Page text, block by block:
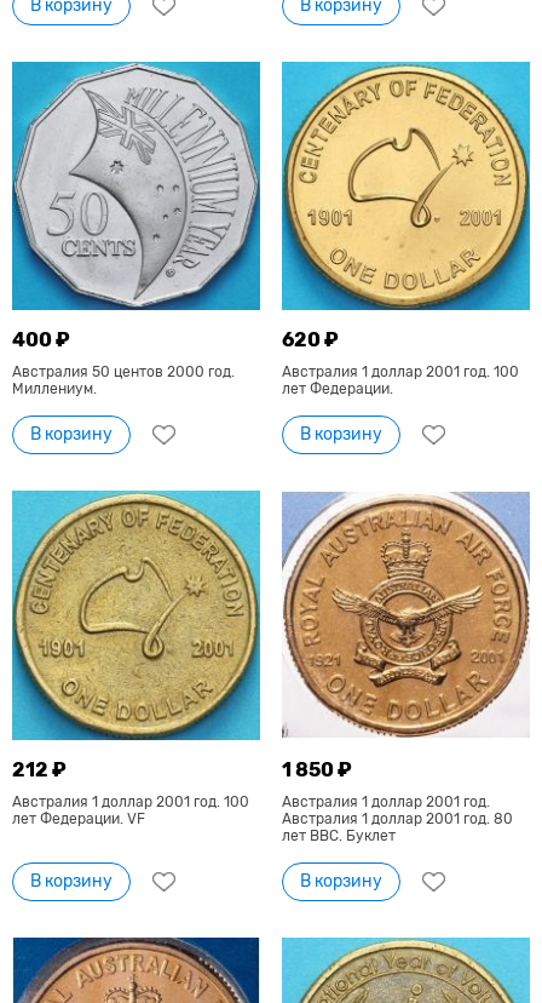
В корзину В корзину
400 ₽
Австралия 50 центов 2000 год.
Миллениум.
В корзину
620 ₽
Австралия 1 доллар 2001 год. 100
лет Федерации.
В корзину
212 ₽
Австралия 1 доллар 2001 год. 100
лет Федерации. VF
В корзину
1 850 ₽
Австралия 1 доллар 2001 год.
Австралия 1 доллар 2001 год. 80
лет ВВС. Буклет
В корзину